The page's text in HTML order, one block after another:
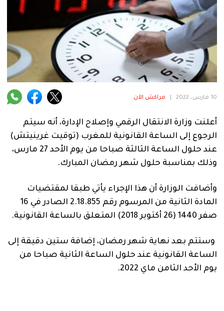
حوادث
دولية
المرأة
آراء
10 مارس، 2022 مراكش الآن
أعلنت وزارة الانتقال الرقمي وإصلاح الإدارة، أنه سيتم
الرجوع إلى الساعة القانونية للمغرب (توقيت غرينيتش)
عند حلول الساعة الثالثة صباحا من يوم الأحد 27 مارس،
وذلك بمناسبة حلول شهر رمضان المبارك.
وأضافت الوزارة أن هذا الإجراء يأتي طبقا لمقتضيات
المادة الثانية من المرسوم رقم 2.18.855 الصادر في 16
صفر 1440 (26 أكتوبر 2018) المتعلق بالساعة القانونية.
وستتم بعد نهاية شهر رمضان، إضافة ستين دقيقة إلى
الساعة القانونية عند حلول الساعة الثانية صباحا من
يوم الأحد الثامن ماي 2022.